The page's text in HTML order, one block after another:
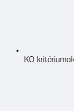
KO